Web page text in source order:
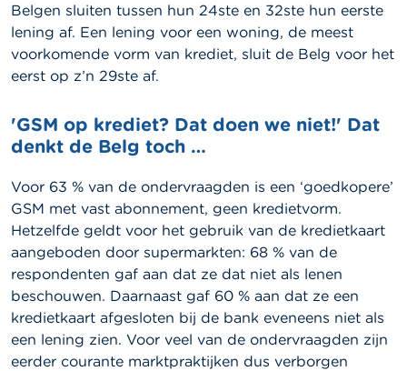
Belgen sluiten tussen hun 24ste en 32ste hun eerste
lening af. Een lening voor een woning, de meest
voorkomende vorm van krediet, sluit de Belg voor het
eerst op z’n 29ste af.
'GSM op krediet? Dat doen we niet!' Dat
denkt de Belg toch …
Voor 63 % van de ondervraagden is een ‘goedkopere’
GSM met vast abonnement, geen kredietvorm.
Hetzelfde geldt voor het gebruik van de kredietkaart
aangeboden door supermarkten: 68 % van de
respondenten gaf aan dat ze dat niet als lenen
beschouwen. Daarnaast gaf 60 % aan dat ze een
kredietkaart afgesloten bij de bank eveneens niet als
een lening zien. Voor veel van de ondervraagden zijn
eerder courante marktpraktijken dus verborgen